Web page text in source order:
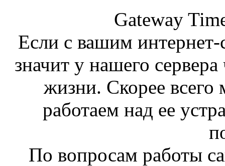
Gateway
Если с вашим интернет-
значит у нашего
жизни. Скорее
работаем над ее
По вопросам работы